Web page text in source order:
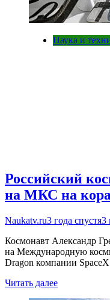
Наука и
Российский
на МКС на
Naukatv.ru3 года спустя3
Космонавт Александр
на Международную
Dragon компании
Читать далее